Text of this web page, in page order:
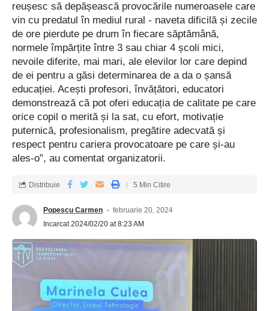
reușesc să depășească provocările numeroasele care
vin cu predatul în mediul rural - naveta dificilă și zecile
de ore pierdute pe drum în fiecare săptămână,
normele împărțite între 3 sau chiar 4 școli mici,
nevoile diferite, mai mari, ale elevilor lor care depind
de ei pentru a găsi determinarea de a da o șansă
educației. Acești profesori, învățători, educatori
demonstrează că pot oferi educația de calitate pe care
orice copil o merită și la sat, cu efort, motivație
puternică, profesionalism, pregătire adecvată și
respect pentru cariera provocatoare pe care și-au
ales-o”, au comentat organizatorii.
Popescu Carmen
februarie 20, 2024
Incarcat 2024/02/20 at 8:23 AM
Distribuie 5 Min Citire